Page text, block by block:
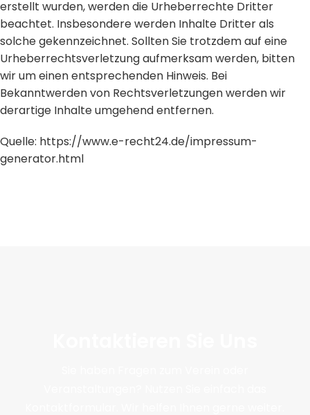
erstellt wurden, werden die Urheberrechte Dritter
beachtet. Insbesondere werden Inhalte Dritter als
solche gekennzeichnet. Sollten Sie trotzdem auf eine
Urheberrechtsverletzung aufmerksam werden, bitten
wir um einen entsprechenden Hinweis. Bei
Bekanntwerden von Rechtsverletzungen werden wir
derartige Inhalte umgehend entfernen.
Quelle: https://www.e-recht24.de/impressum-
generator.html